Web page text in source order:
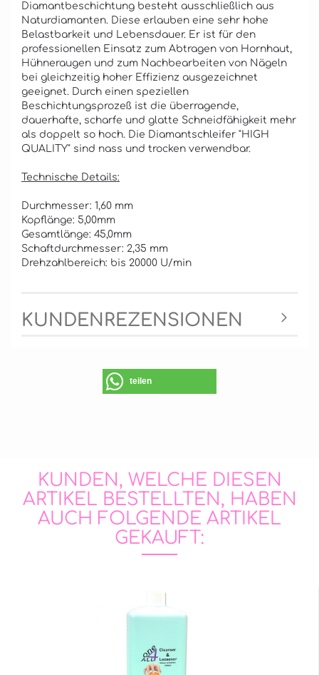
Diamantbeschichtung besteht ausschließlich aus
Naturdiamanten. Diese erlauben eine sehr hohe
Belastbarkeit und Lebensdauer. Er ist für den
professionellen Einsatz zum Abtragen von Hornhaut,
Hühneraugen und zum Nachbearbeiten von Nägeln
bei gleichzeitig hoher Effizienz ausgezeichnet
geeignet. Durch einen speziellen
Beschichtungsprozeß ist die überragende,
dauerhafte, scharfe und glatte Schneidfähigkeit mehr
als doppelt so hoch. Die Diamantschleifer "HIGH
QUALITY" sind nass und trocken verwendbar.
Technische Details:
Durchmesser: 1,60 mm
Kopflänge: 5,00mm
Gesamtlänge: 45,0mm
Schaftdurchmesser: 2,35 mm
Drehzahlbereich: bis 20000 U/min
KUNDENREZENSIONEN
teilen
KUNDEN, WELCHE DIESEN
ARTIKEL BESTELLTEN, HABEN
AUCH FOLGENDE ARTIKEL
GEKAUFT: